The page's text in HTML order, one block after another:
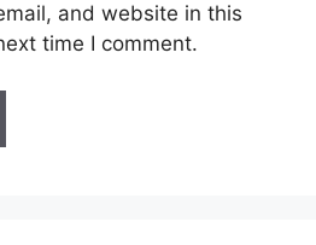
and website in this
time I comment.